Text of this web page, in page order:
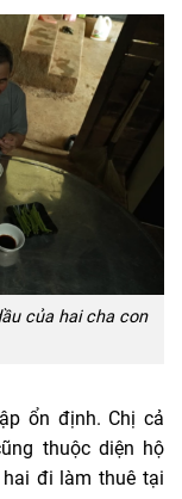
của hai cha con
ổn định. Chị cả
thuộc diện hộ
đi làm thuê tại